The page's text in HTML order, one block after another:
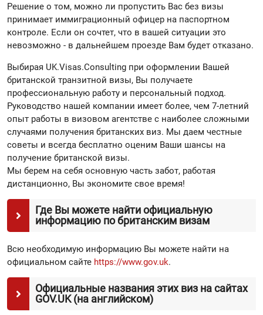
Решение о том, можно ли пропустить Вас без визы
принимает иммиграционный офицер на паспортном
контроле. Если он сочтет, что в вашей ситуации это
невозможно - в дальнейшем проезде Вам будет отказано.
Выбирая UK.Visas.Consulting при оформлении Вашей
британской транзитной визы, Вы получаете
профессиональную работу и персональный подход.
Руководство нашей компании имеет более, чем 7-летний
опыт работы в визовом агентстве с наиболее сложными
случаями получения британских виз. Мы даем честные
советы и всегда бесплатно оценим Ваши шансы на
получение британской визы.
Мы берем на себя основную часть забот, работая
дистанционно, Вы экономите свое время!
Где Вы можете найти официальную
информацию по британским визам
Всю необходимую информацию Вы можете найти на
официальном сайте https://www.gov.uk.
Официальные названия этих виз на сайтах
GOV.UK (на английском)